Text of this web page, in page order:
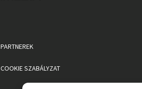
PARTNEREK
COOKIE SZABÁLYZAT